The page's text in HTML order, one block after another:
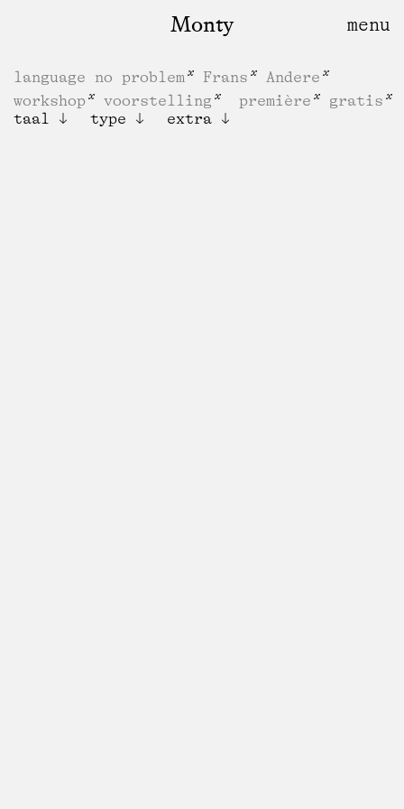
Monty
language no problem Frans
Andere
workshop
voorstelling première
gratis
taal
type extra